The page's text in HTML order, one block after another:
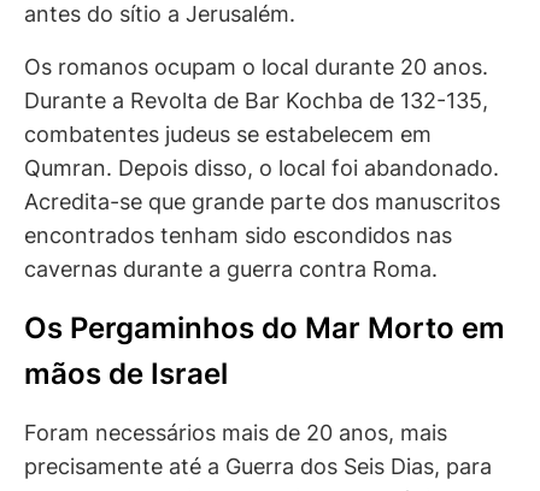
antes do sítio a Jerusalém.
Os romanos ocupam o local durante 20 anos.
Durante a Revolta de Bar Kochba de 132-135,
combatentes judeus se estabelecem em
Qumran. Depois disso, o local foi abandonado.
Acredita-se que grande parte dos manuscritos
encontrados tenham sido escondidos nas
cavernas durante a guerra contra Roma.
Os Pergaminhos do Mar Morto em
mãos de Israel
Foram necessários mais de 20 anos, mais
precisamente até a Guerra dos Seis Dias, para